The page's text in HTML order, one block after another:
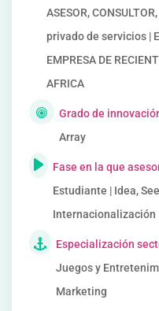
ASESOR,
privado de servicios |
EMPRESA DE
AFRICA
Grado de
Array
Fase en la que
Estudiante | Idea,
Internacionalización
Especialización
Juegos y
Marketing